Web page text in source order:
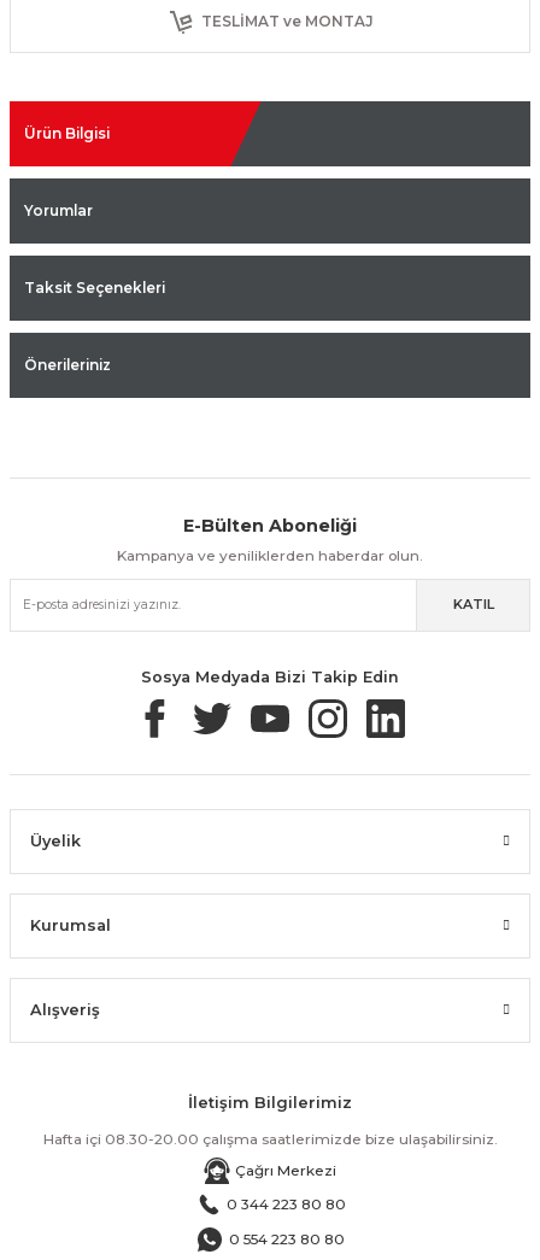
TESLİMAT ve MONTAJ
Ürün Bilgisi
Yorumlar
Taksit Seçenekleri
Önerileriniz
Kolay İade & Değişim Güvenli Alışveriş
Güvenli Paketleme Taksit / Havale İle Alışveriş Kolay İade & Değişim
E-Bülten Aboneliği
Kampanya ve yeniliklerden haberdar olun.
KATIL
Sosya Medyada Bizi Takip Edin
Üyelik
Kurumsal
Alışveriş
İletişim Bilgilerimiz
Hafta içi 08.30-20.00 çalışma saatlerimizde bize ulaşabilirsiniz.
Çağrı Merkezi
0 344 223 80 80
0 554 223 80 80